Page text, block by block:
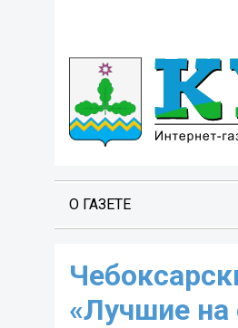
О ГАЗЕТЕ
«Лучшие на